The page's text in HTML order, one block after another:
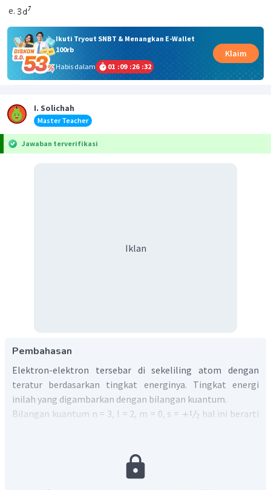
Ikuti Tryout SNBT & Menangkan E-Wallet
100rb
Habis dalam
01 :09 :26 :32
Klaim
I. Solichah
Master Teacher
Jawaban terverifikasi
Iklan
Pembahasan
Elektron-elektron tersebar di sekeliling atom dengan
teratur berdasarkan tingkat energinya. Tingkat energi
inilah yang digambarkan dengan bilangan kuantum.
Bilangan kuantum n = 3, l = 2, m = 0, s =
hal ini berarti
bilangan kuantum utama (n) terletak pada kulit ke 3
bilangan kuantum azimuth (l) = 2, menandakan
bahwa bentuk orbital d